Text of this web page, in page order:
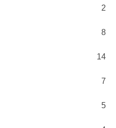
2
8
14
7
5